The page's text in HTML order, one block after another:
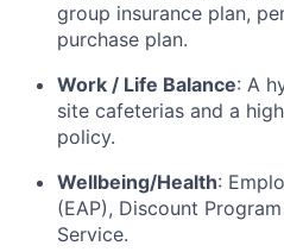
group insurance plan,
purchase plan.
Work / Life Balance: A
site cafeterias and a
policy.
Wellbeing/Health:
(EAP), Discount
Service.